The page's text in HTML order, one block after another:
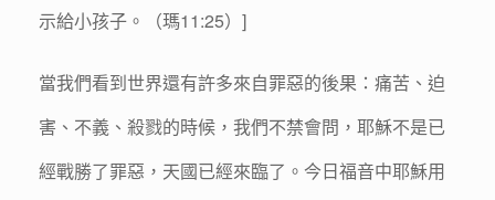
示給小孩子。（瑪11:25）]
當我們看到世界還有許多來自罪惡的後果：痛苦、迫
害、不義、殺戮的時候，我們不禁會問，耶穌不是已
經戰勝了罪惡，天國已經來臨了。今日福音中耶穌用